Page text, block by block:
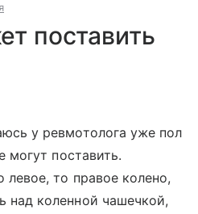
поставить
у ревмотолога уже пол
могут поставить.
левое, то правое колено,
над коленной чашечкой,